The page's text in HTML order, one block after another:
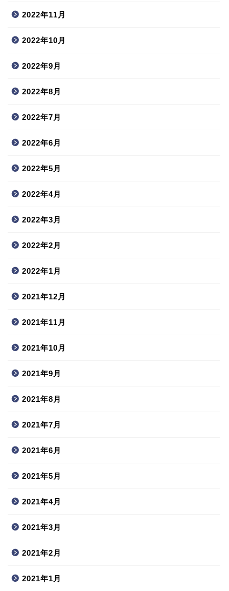
2022年11月
2022年10月
2022年9月
2022年8月
2022年7月
2022年6月
2022年5月
2022年4月
2022年3月
2022年2月
2022年1月
2021年12月
2021年11月
2021年10月
2021年9月
2021年8月
2021年7月
2021年6月
2021年5月
2021年4月
2021年3月
2021年2月
2021年1月